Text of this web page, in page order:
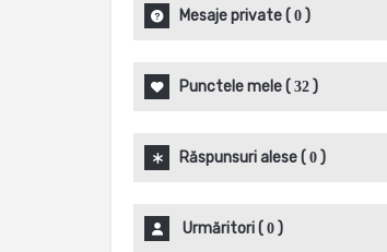
Mesaje private( 0 )
Punctele mele( 32 )
Răspunsuri alese( 0 )
Urmăritori( 0 )